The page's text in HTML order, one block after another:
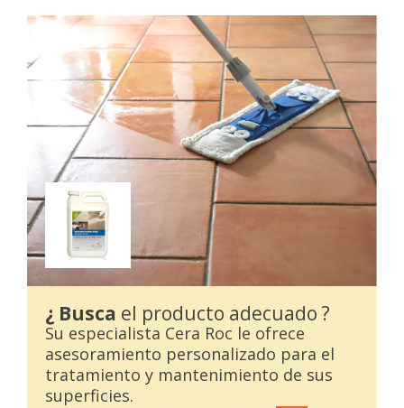
¿ Busca el producto adecuado ?
Su especialista Cera Roc le ofrece
asesoramiento personalizado para el
tratamiento y mantenimiento de sus
superficies.